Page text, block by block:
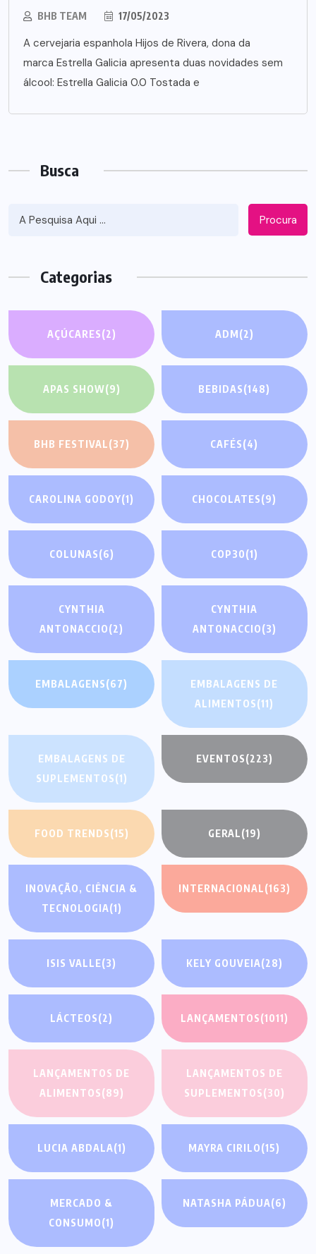
BHB TEAM 17/05/2023
A cervejaria espanhola Hijos de Rivera, dona da
marca Estrella Galicia apresenta duas novidades sem
álcool: Estrella Galicia 0.0 Tostada e
Busca
Procura
Categorias
AÇÚCARES(2) ADM(2)
APAS SHOW(9) BEBIDAS(148)
BHB FESTIVAL(37) CAFÉS(4)
CAROLINA GODOY(1) CHOCOLATES(9)
COLUNAS(6) COP30(1)
CYNTHIA
ANTONACCIO(2)
CYNTHIA
ANTONACCIO(3)
EMBALAGENS(67)
EMBALAGENS DE
ALIMENTOS(11)
EMBALAGENS DE
SUPLEMENTOS(1)
EVENTOS(223)
FOOD TRENDS(15) GERAL(19)
INOVAÇÃO, CIÊNCIA &
TECNOLOGIA(1)
INTERNACIONAL(163)
ISIS VALLE(3) KELY GOUVEIA(28)
LÁCTEOS(2) LANÇAMENTOS(1011)
LANÇAMENTOS DE
ALIMENTOS(89)
LANÇAMENTOS DE
SUPLEMENTOS(30)
LUCIA ABDALA(1) MAYRA CIRILO(15)
MERCADO &
CONSUMO(1)
NATASHA PÁDUA(6)